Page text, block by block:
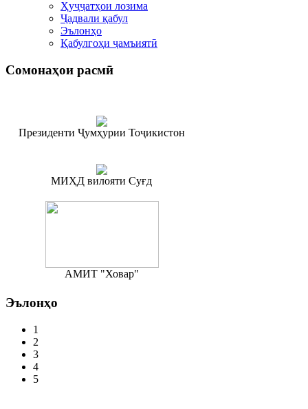
Ҳуҷҷатҳои лозима
Ҷадвали қабул
Эълонҳо
Қабулгоҳи ҷамъиятӣ
Сомонаҳои расмӣ
Президенти Ҷумҳурии Тоҷикистон
МИҲД вилояти Суғд
АМИТ "Ховар"
Эълонҳо
1
2
3
4
5